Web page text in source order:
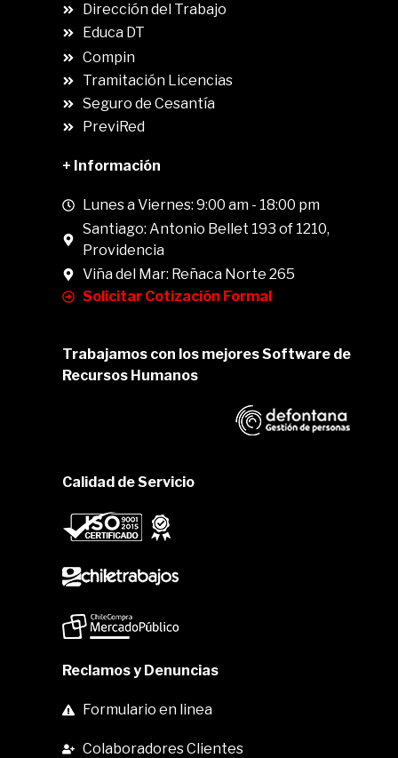
Dirección del Trabajo
Educa DT
Compin
Tramitación Licencias
Seguro de Cesantía
PreviRed
+ Información
Lunes a Viernes: 9:00 am - 18:00 pm
Santiago: Antonio Bellet 193 of 1210,
Providencia
Viña del Mar: Reñaca Norte 265
Solicitar Cotización Formal
Trabajamos con los mejores Software de
Recursos Humanos
Calidad de Servicio
Reclamos y Denuncias
Formulario en linea
Colaboradores Clientes